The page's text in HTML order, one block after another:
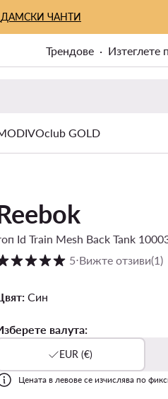
ДАМСКИ ЧАНТИ
Трендове Изтеглете
GOLD
Id Train Mesh Back Tank
на клиентите в скала от 1
5⋅Вижте отзиви(1)
Син
валута:
EUR (€)
Цената в левове се изчислява по